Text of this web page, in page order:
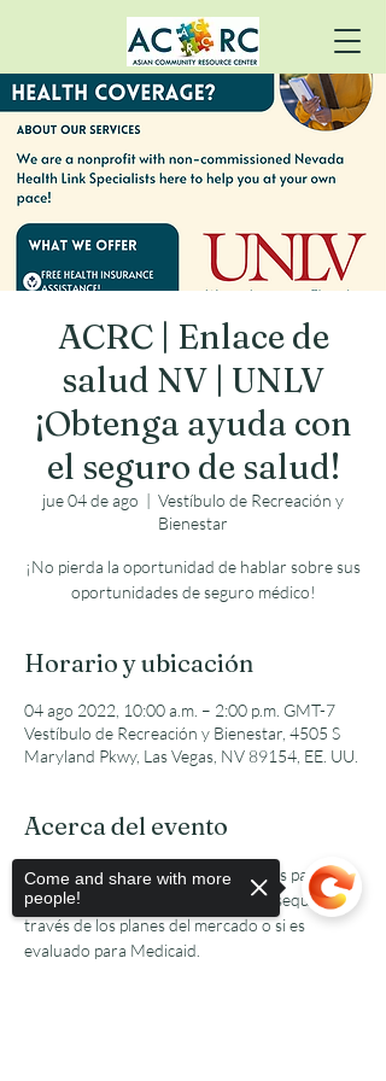
ACRC | Enlace de
salud NV | UNLV
¡Obtenga ayuda con
el seguro de salud!
jue 04 de ago
  |
Vestíbulo de Recreación y
Bienestar
¡No pierda la oportunidad de hablar sobre sus
oportunidades de seguro médico!
Horario y ubicación
04 ago 2022, 10:00 a.m. – 2:00 p.m. GMT-7
Vestíbulo de Recreación y Bienestar, 4505 S
Maryland Pkwy, Las Vegas, NV 89154, EE. UU.
Acerca del evento
Obtenga respuestas a sus preguntas para ver
si califica para un seguro de salud asequible a
través de los planes del mercado o si es
evaluado para Medicaid.
Come and share with more
people!